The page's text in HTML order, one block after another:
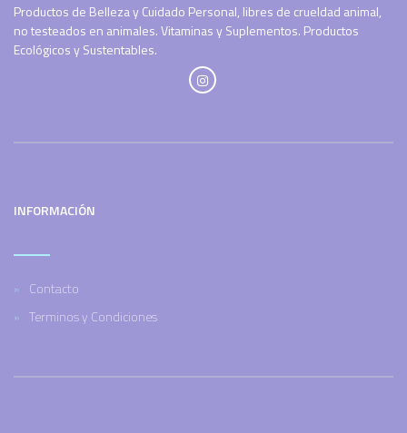
Productos de Belleza y Cuidado Personal, libres de crueldad animal,
no testeados en animales. Vitaminas y Suplementos. Productos
Ecológicos y Sustentables.
INFORMACIÓN
Contacto
Terminos y Condiciones